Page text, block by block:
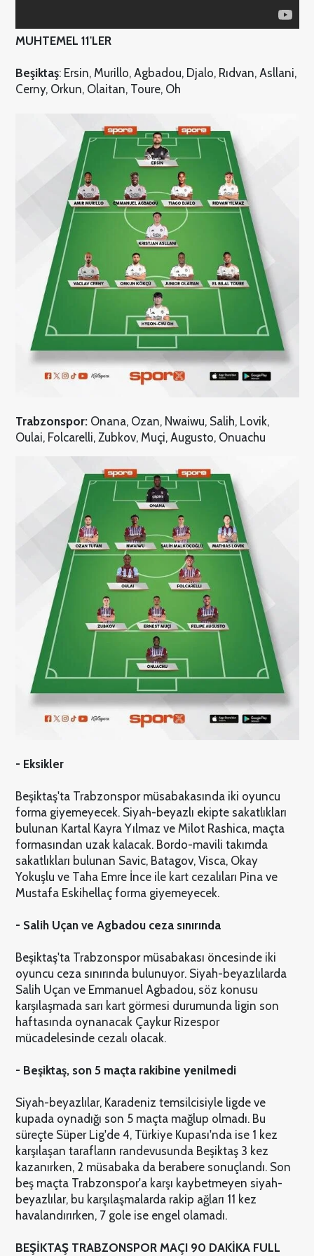
MUHTEMEL 11'LER
Beşiktaş: Ersin, Murillo, Agbadou, Djalo, Rıdvan, Asllani,
Cerny, Orkun, Olaitan, Toure, Oh
Trabzonspor:Onana, Ozan, Nwaiwu, Salih, Lovik,
Oulai, Folcarelli, Zubkov, Muçi, Augusto, Onuachu
- Eksikler
Beşiktaş'ta Trabzonspor müsabakasında iki oyuncu
forma giyemeyecek. Siyah-beyazlı ekipte sakatlıkları
bulunan Kartal Kayra Yılmaz ve Milot Rashica, maçta
formasından uzak kalacak. Bordo-mavili takımda
sakatlıkları bulunan Savic, Batagov, Visca, Okay
Yokuşlu ve Taha Emre İnce ile kart cezalıları Pina ve
Mustafa Eskihellaç forma giyemeyecek.
- Salih Uçan ve Agbadou ceza sınırında
Beşiktaş'ta Trabzonspor müsabakası öncesinde iki
oyuncu ceza sınırında bulunuyor. Siyah-beyazlılarda
Salih Uçan ve Emmanuel Agbadou, söz konusu
karşılaşmada sarı kart görmesi durumunda ligin son
haftasında oynanacak Çaykur Rizespor
mücadelesinde cezalı olacak.
- Beşiktaş, son 5 maçta rakibine yenilmedi
Siyah-beyazlılar, Karadeniz temsilcisiyle ligde ve
kupada oynadığı son 5 maçta mağlup olmadı. Bu
süreçte Süper Lig'de 4, Türkiye Kupası'nda ise 1 kez
karşılaşan tarafların randevusunda Beşiktaş 3 kez
kazanırken, 2 müsabaka da berabere sonuçlandı. Son
beş maçta Trabzonspor'a karşı kaybetmeyen siyah-
beyazlılar, bu karşılaşmalarda rakip ağları 11 kez
havalandırırken, 7 gole ise engel olamadı.
BEŞİKTAŞ TRABZONSPOR MAÇI 90 DAKİKA FULL